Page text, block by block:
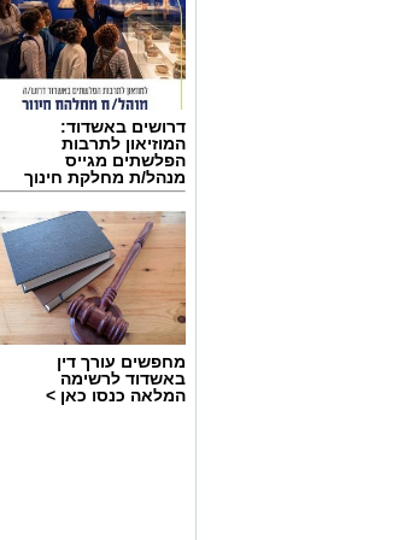
דרושים באשדוד:
המוזיאון לתרבות
הפלשתים מגייס
מנהל/ת מחלקת חינוך
מחפשים עורך דין
באשדוד לרשימה
המלאה כנסו כאן >